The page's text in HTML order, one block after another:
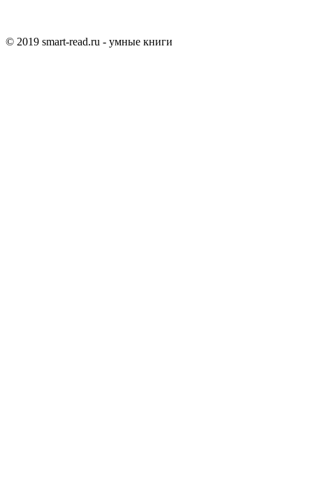
© 2019 smart-read.ru - умные книги